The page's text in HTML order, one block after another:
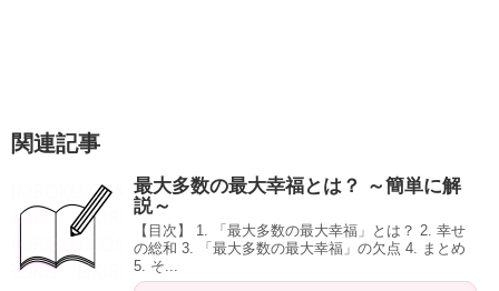
関連記事
最大多数の最大幸福とは？ ～簡単に解
説～
【目次】 1. 「最大多数の最大幸福」とは？ 2. 幸せ
の総和 3. 「最大多数の最大幸福」の欠点 4. まとめ
5. そ...